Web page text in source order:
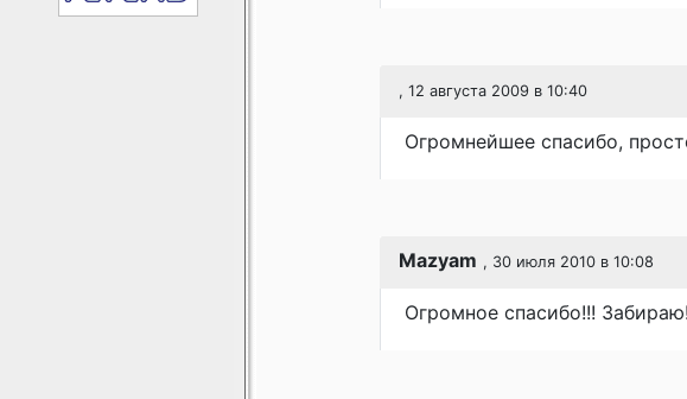
, 12 августа 2009 в 10:40
Огромнейшее спасибо,
Mazyam , 30 июля 2010 в 10:08
Огромное спасибо!!! Забираю!